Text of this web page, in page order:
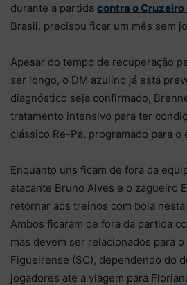
durante a partida contra o Cruzeiro
Brasil, precisou ficar um mês sem
Apesar do tempo de recuperação
ser longo, o DM azulino já está
diagnóstico seja confirmado,
tratamento intensivo para ter
clássico Re-Pa, programado para o
Enquanto uns ficam de fora da
atacante Bruno Alves e o zagueiro
retornar aos treinos com bola
Ambos ficaram de fora da partida
mas devem ser relacionados para
Figueirense (SC), dependendo do
jogadores até a viagem para